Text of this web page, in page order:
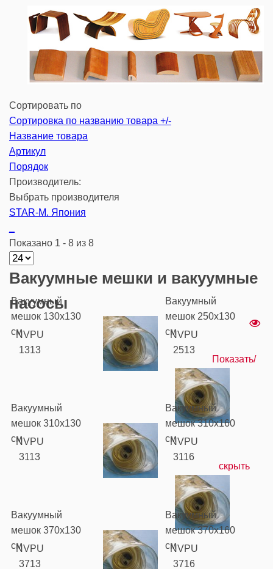
Сортировать по
Сортировка по названию товара +/-
Название товара
Артикул
Порядок
Производитель:
Выбрать производителя
STAR-M. Япония
Показано 1 - 8 из 8
Вакуумные мешки и вакуумные
насосы
Вакуумный
мешок 130х130
смNVPU
1313
Вакуумный
мешок 250х130
смNVPU
2513
Вакуумный
мешок 310х130
смNVPU
3113
Вакуумный
мешок 310х160
смNVPU
3116
Вакуумный
мешок 370х130
смNVPU
3713
Вакуумный
мешок 370х160
смNVPU
3716
Показать/
скрыть